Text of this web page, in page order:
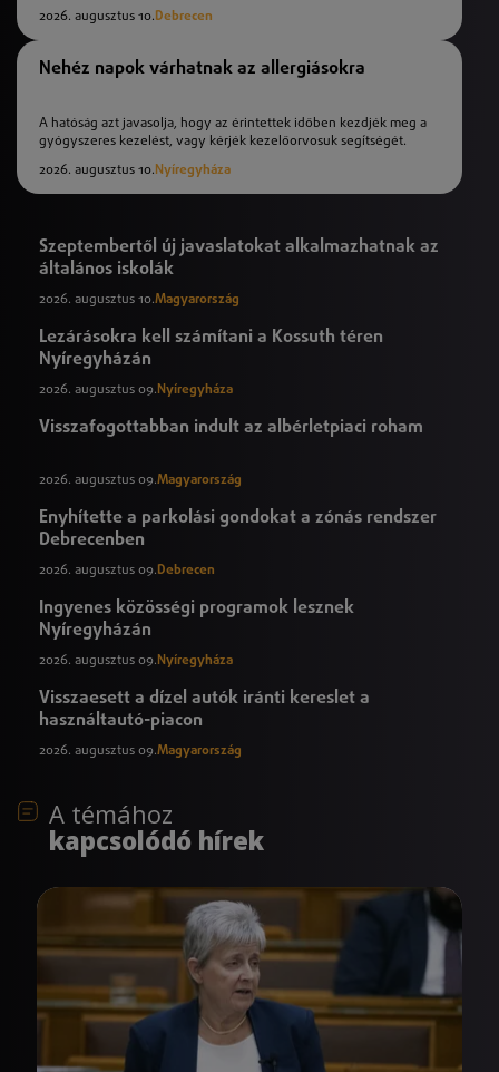
2026. augusztus 10.Debrecen
Nehéz napok várhatnak az allergiásokra
A hatóság azt javasolja, hogy az érintettek időben kezdjék meg a
gyógyszeres kezelést, vagy kérjék kezelőorvosuk segítségét.
2026. augusztus 10. Nyíregyháza
Szeptembertől új javaslatokat alkalmazhatnak az
általános iskolák
2026. augusztus 10.Magyarország
Lezárásokra kell számítani a Kossuth téren
Nyíregyházán
2026. augusztus 09. Nyíregyháza
Visszafogottabban indult az albérletpiaci roham
2026. augusztus 09.Magyarország
Enyhítette a parkolási gondokat a zónás rendszer
Debrecenben
2026. augusztus 09.Debrecen
Ingyenes közösségi programok lesznek
Nyíregyházán
2026. augusztus 09. Nyíregyháza
Visszaesett a dízel autók iránti kereslet a
használtautó-piacon
2026. augusztus 09.Magyarország
A témához
kapcsolódó hírek